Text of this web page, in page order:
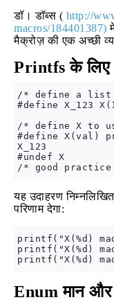
डॉ। डॉब्स ( http://
macros/184401387)
मैक्रोज़ की एक अच्छी
Printfs के लिए
/* define a list
#define X_123
/* define X to
#define X(val)
X_123
#undef X
यह उदाहरण
परिणाम देगा:
printf("X(%d)
printf("X(%d)
Enum मान और